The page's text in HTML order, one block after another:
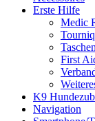
Erste Hilfe
Medic
First
K9
Navigation